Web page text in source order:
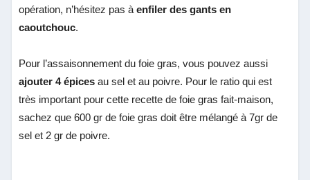
opération, n’hésitez pas àenfiler des gants en
caoutchouc.
Pour l’assaisonnement du foie gras, vous pouvez aussi
ajouter 4 épicesau sel et au poivre. Pour le ratio qui est
très important pour cette recette de foie gras fait-maison,
sachez que 600 gr de foie gras doit être mélangé à 7gr de
sel et 2 gr de poivre.